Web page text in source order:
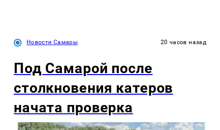
Новости Самары 20 часов назад
Под Самарой после
столкновения катеров
начата проверка